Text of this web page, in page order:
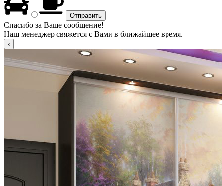
Спасибо за Ваше сообщение!
Наш менеджер свяжется с Вами в ближайшее время.